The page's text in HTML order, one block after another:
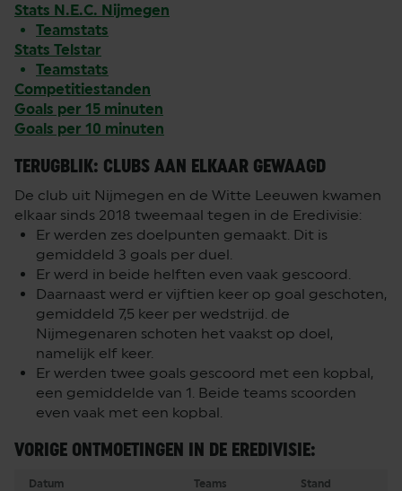
Stats N.E.C. Nijmegen
Teamstats
Stats Telstar
Teamstats
Competitiestanden
Goals per 15 minuten
Goals per 10 minuten
TERUGBLIK: CLUBS AAN ELKAAR GEWAAGD
De club uit Nijmegen en de Witte Leeuwen kwamen
elkaar sinds 2018 tweemaal tegen in de Eredivisie:
Er werden zes doelpunten gemaakt. Dit is
gemiddeld 3 goals per duel.
Er werd in beide helften even vaak gescoord.
Daarnaast werd er vijftien keer op goal geschoten,
gemiddeld 7,5 keer per wedstrijd. de
Nijmegenaren schoten het vaakst op doel,
namelijk elf keer.
Er werden twee goals gescoord met een kopbal,
een gemiddelde van 1. Beide teams scoorden
even vaak met een kopbal.
VORIGE ONTMOETINGEN IN DE EREDIVISIE:
Datum Teams Stand